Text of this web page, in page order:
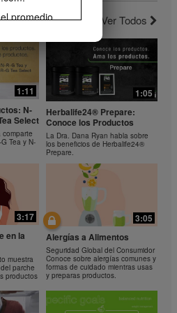
promedio
ejercicio
de
o
de
el control de
podrían
como
diario de
de
tu
otro
puede
el
los
1:19
Bioniq GO: Como usar el
producto
Aprende a usar Bioniq GO
Ver Todos
1:11
N-
Select
comparte
Tea y N-
1:05
Herbalife24® Prepare:
Conoce los Productos
La Dra. Dana Ryan habla sobre
los beneficios de Herbalife24®
Prepare.
3:17
en la
muestra
parche
productos
3:05
Alergías a Alimentos
Seguridad Global del Consumidor
Conoce sobre alergías comunes y
formas de cuidado mientras usas
y preparas productos.